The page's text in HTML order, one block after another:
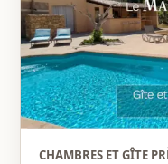
CHAMBRES ET GÎTE